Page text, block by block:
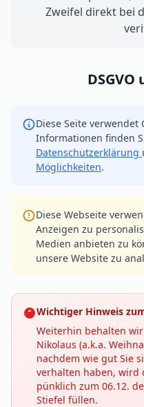
Zweifel direkt bei
DSGVO
Diese Seite verwendet
Informationen finden
Datenschutzerklärung
Möglichkeiten.
Diese Webseite
Anzeigen zu
Medien anbieten zu
unsere Website zu
Wichtiger Hinweis
Weiterhin behalten
Nikolaus (a.k.a.
nachdem wie gut Sie
verhalten haben, wird
pünklich zum 06.12.
Stiefel füllen.